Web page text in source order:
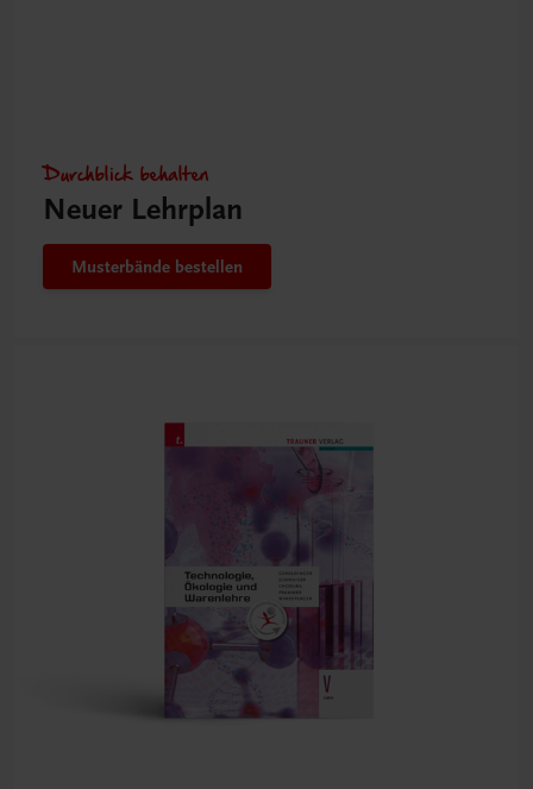
Durchblick behalten
Neuer Lehrplan
Musterbände bestellen